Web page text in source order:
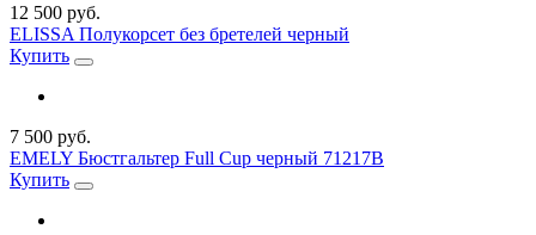
12 500 руб.
ELISSA Полукорсет без бретелей черный
Купить
7 500 руб.
EMELY Бюстгальтер Full Cup черный 71217В
Купить